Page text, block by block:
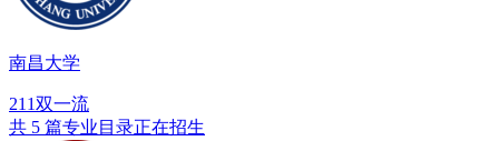
南昌大学
211双一流
共 5 篇专业目录正在招生